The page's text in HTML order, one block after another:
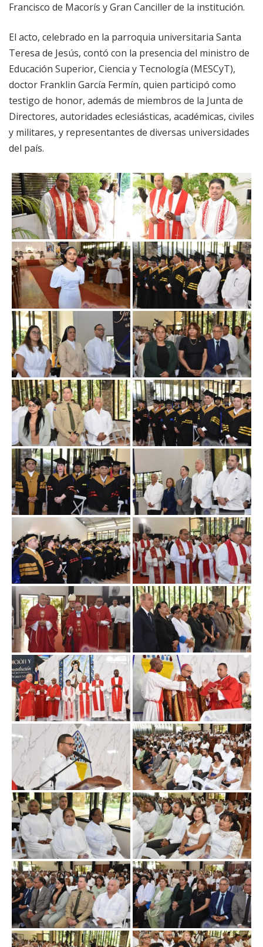
Francisco de Macorís y Gran Canciller de la institución.
El acto, celebrado en la parroquia universitaria Santa
Teresa de Jesús, contó con la presencia del ministro de
Educación Superior, Ciencia y Tecnología (MESCyT),
doctor Franklin García Fermín, quien participó como
testigo de honor, además de miembros de la Junta de
Directores, autoridades eclesiásticas, académicas, civiles
y militares, y representantes de diversas universidades
del país.